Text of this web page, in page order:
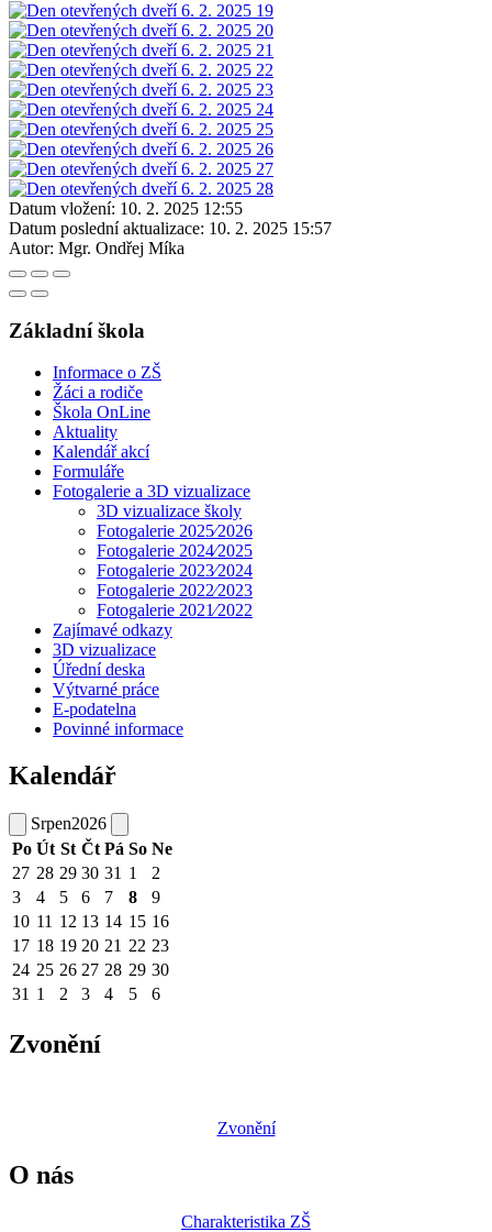
Datum vložení: 10. 2. 2025 12:55
Datum poslední aktualizace: 10. 2. 2025 15:57
Autor: Mgr. Ondřej Míka
Základní škola
Informace o ZŠ
Žáci a rodiče
Škola OnLine
Aktuality
Kalendář akcí
Formuláře
Fotogalerie a 3D vizualizace
3D vizualizace školy
Fotogalerie 2025⁄2026
Fotogalerie 2024⁄2025
Fotogalerie 2023⁄2024
Fotogalerie 2022⁄2023
Fotogalerie 2021⁄2022
Zajímavé odkazy
3D vizualizace
Úřední deska
Výtvarné práce
E-podatelna
Povinné informace
Kalendář
Srpen2026
Po Út St Čt Pá So Ne
27 28 29 30 31 1
2
3
4 5 6 7 8
9
10 11 12 13 14 15 16
17 18 19 20 21 22 23
24 25 26 27 28 29 30
31 1 2 3 4 5 6
Zvonění
Zvonění
O nás
Charakteristika ZŠ